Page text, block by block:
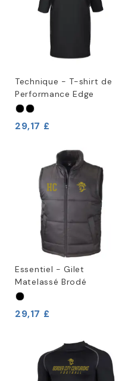
Technique - T-shirt de
Performance Edge
29,17 £
Essentiel - Gilet
Matelassé Brodé
29,17 £